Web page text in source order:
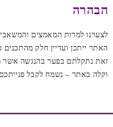
הבהרה
לצערנו למרות המאמצים
האתר ייתכן ועדיין חלק
זאת נתקלתם בפער בהנגשה אשר
וקלה באתר – נשמח לקבל